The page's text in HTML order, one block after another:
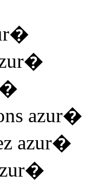
�
�
azur�
azur�
�